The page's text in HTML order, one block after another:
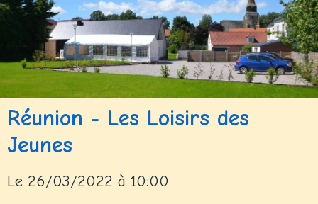
Réunion - Les Loisirs des
Jeunes
Le 26/03/2022 à 10:00